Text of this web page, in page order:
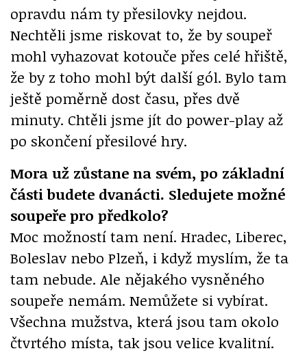
opravdu nám ty přesilovky nejdou.
Nechtěli jsme riskovat to, že by soupeř
mohl vyhazovat kotouče přes celé hřiště,
že by z toho mohl být další gól. Bylo tam
ještě poměrně dost času, přes dvě
minuty. Chtěli jsme jít do power-play až
po skončení přesilové hry.
Mora už zůstane na svém, po základní
části budete dvanácti. Sledujete možné
soupeře pro předkolo?
Moc možností tam není. Hradec, Liberec,
Boleslav nebo Plzeň, i když myslím, že ta
tam nebude. Ale nějakého vysněného
soupeře nemám. Nemůžete si vybírat.
Všechna mužstva, která jsou tam okolo
čtvrtého místa, tak jsou velice kvalitní.